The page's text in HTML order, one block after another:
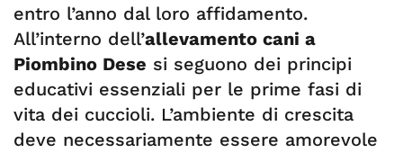
entro l’anno dal loro affidamento.
All’interno dell’allevamento cani a
Piombino Dese si seguono dei principi
educativi essenziali per le prime fasi di
vita dei cuccioli. L’ambiente di crescita
deve necessariamente essere amorevole